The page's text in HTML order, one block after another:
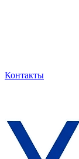
Контакты